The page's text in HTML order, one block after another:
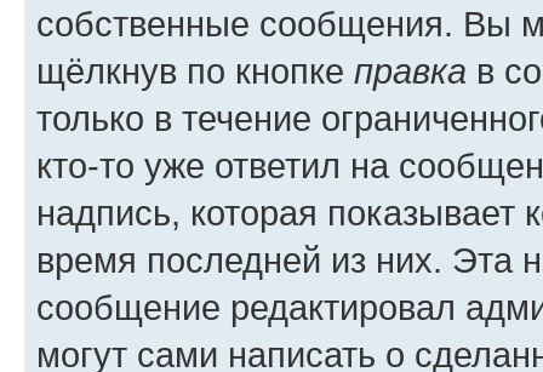
собственные сообщения. Вы
щёлкнув по кнопке правка в
только в течение
кто-то уже ответил на
надпись, которая показывает
время последней из них. Эта
сообщение редактировал
могут сами написать о